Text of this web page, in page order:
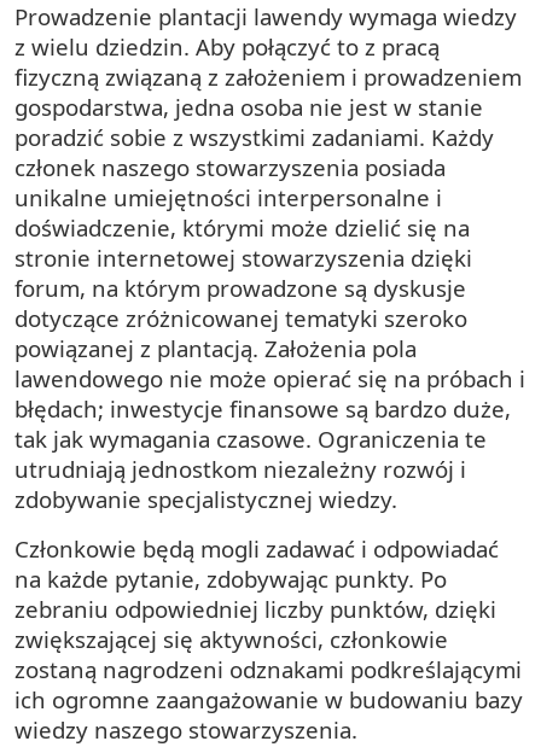
Prowadzenie plantacji lawendy wymaga wiedzy
z wielu dziedzin. Aby połączyć to z pracą
fizyczną związaną z założeniem i prowadzeniem
gospodarstwa, jedna osoba nie jest w stanie
poradzić sobie z wszystkimi zadaniami. Każdy
członek naszego stowarzyszenia posiada
unikalne umiejętności interpersonalne i
doświadczenie, którymi może dzielić się na
stronie internetowej stowarzyszenia dzięki
forum, na którym prowadzone są dyskusje
dotyczące zróżnicowanej tematyki szeroko
powiązanej z plantacją. Założenia pola
lawendowego nie może opierać się na próbach i
błędach; inwestycje finansowe są bardzo duże,
tak jak wymagania czasowe. Ograniczenia te
utrudniają jednostkom niezależny rozwój i
zdobywanie specjalistycznej wiedzy.
Członkowie będą mogli zadawać i odpowiadać
na każde pytanie, zdobywając punkty. Po
zebraniu odpowiedniej liczby punktów, dzięki
zwiększającej się aktywności, członkowie
zostaną nagrodzeni odznakami podkreślającymi
ich ogromne zaangażowanie w budowaniu bazy
wiedzy naszego stowarzyszenia.